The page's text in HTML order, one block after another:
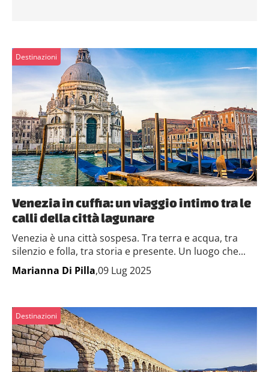
Destinazioni
Venezia in cuffia: un viaggio intimo tra le
calli della città lagunare
Venezia è una città sospesa. Tra terra e acqua, tra
silenzio e folla, tra storia e presente. Un luogo che...
Marianna Di Pilla,09 Lug 2025
Destinazioni